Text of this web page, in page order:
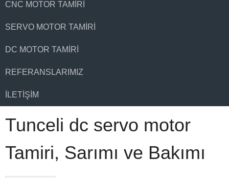
CNC MOTOR TAMIRI
SERVO MOTOR TAMIRI
DC MOTOR TAMIRI
REFERANSLARIMIZ
İLETIŞIM
Tunceli dc servo motor
Tamiri, Sarımı ve Bakımı